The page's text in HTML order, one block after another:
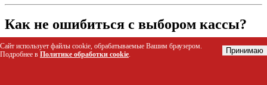
Как не ошибиться с выбором кассы?
← Назад к списку новостей
Сайт использует файлы cookie, обрабатываемые Вашим браузером.
Подробнее в Политике обработки cookie. Принимаю